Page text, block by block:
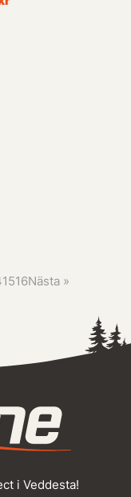
1516Nästa »
i Veddesta!